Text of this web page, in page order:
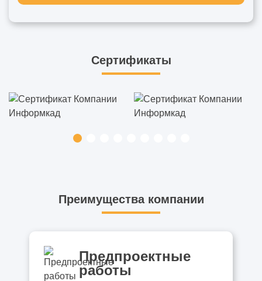
Сертификаты
Преимущества компании
Предпроектные
работы